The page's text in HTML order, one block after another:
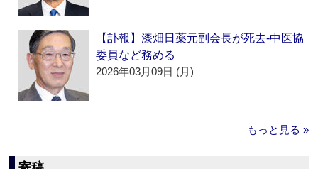
【訃報】漆畑日薬元副会長が死去‐中医協
委員など務める
2026年03月09日 (月)
もっと見る »